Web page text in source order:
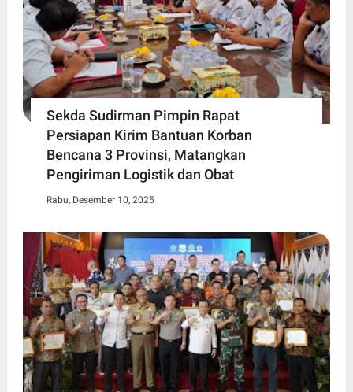
Sekda Sudirman Pimpin Rapat
Persiapan Kirim Bantuan Korban
Bencana 3 Provinsi, Matangkan
Pengiriman Logistik dan Obat
Rabu, Desember 10, 2025